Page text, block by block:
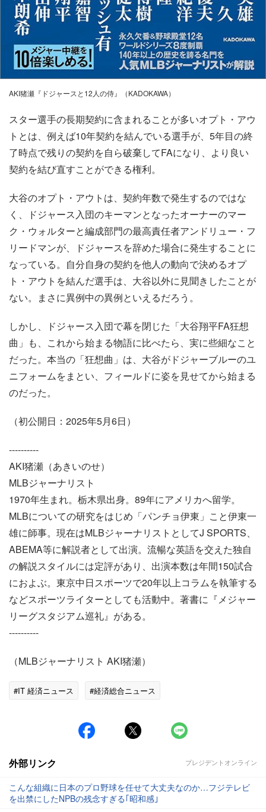
AKI猪瀬『ドジャースと12人の侍』（KADOKAWA）
スター選手の長期契約に含まれることが多いオプト・アウ
トとは、例えば10年契約を結んでいる選手が、5年目の終
了時点で残りの契約を自ら破棄してFAになり、より良い
契約を結び直すことができる権利。
大谷のオプト・アウトは、契約年数で発生するのではな
く、ドジャース入団のキーマンとなったオーナーのマー
ク・ウォルターと編成部門の最高責任者アンドリュー・フ
リードマンが、ドジャースを辞めた場合に発生することに
なっている。自分自身の契約を他人の動向で決めるオプ
ト・アウトを結んだ選手は、大谷以外に見聞きしたことが
ない。まさに異例中の異例といえるだろう。
しかし、ドジャース入団で幕を閉じた「大谷翔平FA狂想
曲」も、これから始まる物語に比べたら、実に些細なこと
だった。本当の「狂想曲」は、大谷がドジャーブルーのユ
ニフォームをまとい、フィールドに姿を見せてから始まる
のだった。
（初公開日：2025年5月6日）
----------
AKI猪瀬（あきいのせ）
MLBジャーナリスト
1970年生まれ。栃木県出身。89年にアメリカへ留学。
MLBについての研究をはじめ「パンチョ伊東」こと伊東一
雄に師事。現在はMLBジャーナリストとしてJ SPORTS、
ABEMA等に解説者として出演。流暢な英語を交えた独自
の解説スタイルには定評があり、出演本数は年間150試合
におよぶ。東京中日スポーツで20年以上コラムを執筆する
などスポーツライターとしても活動中。著書に『メジャー
リーグスタジアム巡礼』がある。
----------
（MLBジャーナリスト AKI猪瀬）
#IT 経済ニュース #経済総合ニュース
外部リンク プレジデントオンライン
こんな組織に日本のプロ野球を任せて大丈夫なのか…フジテレビ
を出禁にしたNPBの残念すぎる｢昭和感｣